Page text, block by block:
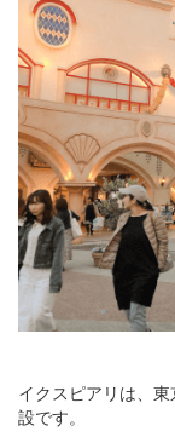
イクスピアリは、
設です。